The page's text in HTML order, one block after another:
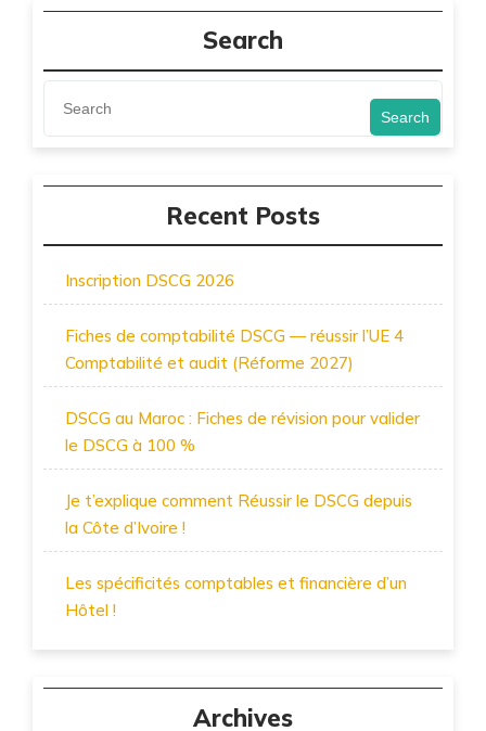
Search
Search
Recent Posts
Inscription DSCG 2026
Fiches de comptabilité DSCG — réussir l’UE 4
Comptabilité et audit (Réforme 2027)
DSCG au Maroc : Fiches de révision pour valider
le DSCG à 100 %
Je t’explique comment Réussir le DSCG depuis
la Côte d’Ivoire !
Les spécificités comptables et financière d’un
Hôtel !
Archives